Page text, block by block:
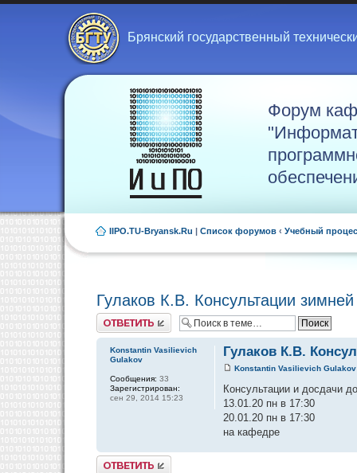
Брянский государственный
Форум
IIPO.TU-Bryansk.Ru | Список форумов ‹ Учебный
Гулаков К.В. Консультации
Ответить
Гулаков К.В.
Konstantin Vasilievich Gulakov
Консультации и досдачи
13.01.20 пн в 17:30
20.01.20 пн в 17:30
на кафедре
Konstantin Vasilievich
Gulakov
Сообщения: 33
Зарегистрирован:
сен 29, 2014 15:23
Ответить